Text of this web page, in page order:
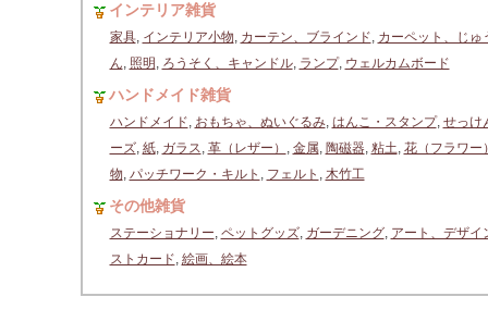
インテリア雑貨
家具, インテリア小物, カーテン、ブラインド, カーペット、じゅ
ん, 照明 , ろうそく、キャンドル, ランプ, ウェルカムボード
ハンドメイド雑貨
ハンドメイド, おもちゃ、ぬいぐるみ, はんこ・スタンプ, せっけ
ーズ, 紙, ガラス, 革（レザー） , 金属, 陶磁器, 粘土, 花（フラワー
物, パッチワーク・キルト , フェルト , 木竹工
その他雑貨
ステーショナリー, ペットグッズ, ガーデニング, アート、デザイ
ストカード, 絵画、絵本